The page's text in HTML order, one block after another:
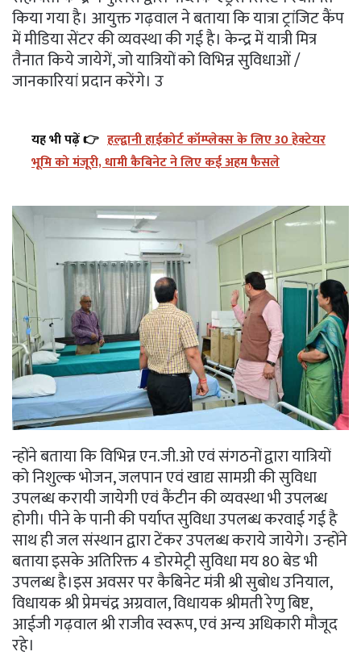
किया गया है। आयुक्त गढ़वाल ने बताया कि यात्रा ट्रांजिट कैंप
में मीडिया सेंटर की व्यवस्था की गई है। केन्द्र में यात्री मित्र
तैनात किये जायेगें, जो यात्रियों को विभिन्न सुविधाओं /
जानकारियां प्रदान करेंगे। उ
यह भी पढ़ें 👉 हल्द्वानी हाईकोर्ट कॉम्प्लेक्स के लिए 30 हेक्टेयर
भूमि को मंजूरी, धामी कैबिनेट ने लिए कई अहम फैसले
न्होंने बताया कि विभिन्न एन.जी.ओ एवं संगठनों द्वारा यात्रियों
को निशुल्क भोजन, जलपान एवं खाद्य सामग्री की सुविधा
उपलब्ध करायी जायेगी एवं कैंटीन की व्यवस्था भी उपलब्ध
होगी। पीने के पानी की पर्याप्त सुविधा उपलब्ध करवाई गई है
साथ ही जल संस्थान द्वारा टेंकर उपलब्ध कराये जायेगे। उन्होंने
बताया इसके अतिरिक्त 4 डोरमेट्री सुविधा मय 80 बेड भी
उपलब्ध है।इस अवसर पर कैबिनेट मंत्री श्री सुबोध उनियाल,
विधायक श्री प्रेमचंद्र अग्रवाल, विधायक श्रीमती रेणु बिष्ट,
आईजी गढ़वाल श्री राजीव स्वरूप, एवं अन्य अधिकारी मौजूद
रहे।